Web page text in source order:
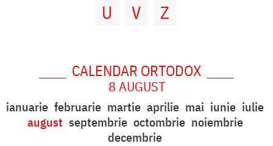
U
V Z
CALENDAR ORTODOX
8 AUGUST
ianuarie februarie martie aprilie mai iunie iulie
august septembrie octombrie noiembrie
decembrie